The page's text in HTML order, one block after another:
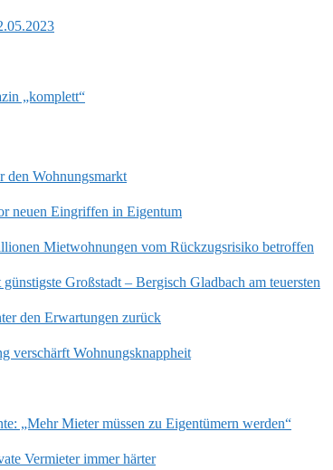
„komplett“
den Wohnungsmarkt
neuen Eingriffen in Eigentum
Mietwohnungen vom Rückzugsrisiko betroffen
Großstadt – Bergisch Gladbach am teuersten
den Erwartungen zurück
verschärft Wohnungsknappheit
„Mehr Mieter müssen zu Eigentümern werden“
Vermieter immer härter